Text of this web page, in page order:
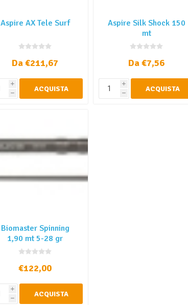
Aspire AX Tele Surf
Da €211,67
i
h ACQUISTA
Aspire Silk Shock 150
mt
Da €7,56
i
h ACQUISTA
Biomaster Spinning
1,90 mt 5-28 gr
€122,00
i
h ACQUISTA